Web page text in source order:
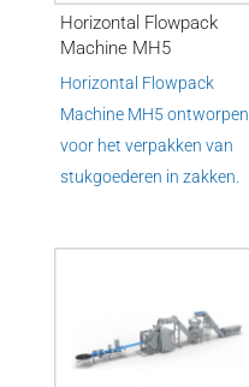
Horizontal Flowpack
Machine MH5
Horizontal Flowpack
Machine MH5 ontworpen
voor het verpakken van
stukgoederen in zakken.